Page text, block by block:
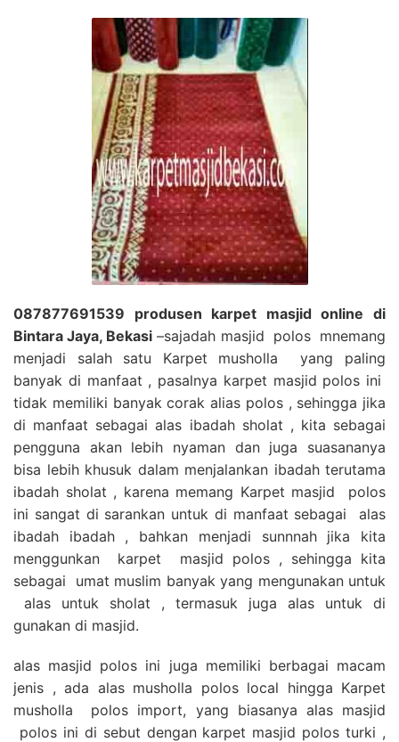
087877691539 produsen karpet masjid online di
Bintara Jaya, Bekasi –sajadah masjid polos mnemang
menjadi salah satu Karpet musholla yang paling
banyak di manfaat , pasalnya karpet masjid polos ini
tidak memiliki banyak corak alias polos , sehingga jika
di manfaat sebagai alas ibadah sholat , kita sebagai
pengguna akan lebih nyaman dan juga suasananya
bisa lebih khusuk dalam menjalankan ibadah terutama
ibadah sholat , karena memang Karpet masjid polos
ini sangat di sarankan untuk di manfaat sebagai alas
ibadah ibadah , bahkan menjadi sunnnah jika kita
menggunkan karpet masjid polos , sehingga kita
sebagai umat muslim banyak yang mengunakan untuk
alas untuk sholat , termasuk juga alas untuk di
gunakan di masjid.
alas masjid polos ini juga memiliki berbagai macam
jenis , ada alas musholla polos local hingga Karpet
musholla polos import, yang biasanya alas masjid
polos ini di sebut dengan karpet masjid polos turki ,